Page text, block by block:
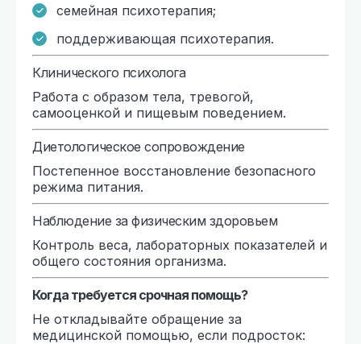
семейная психотерапия;
поддерживающая психотерапия.
Клинического психолога
Работа с образом тела, тревогой,
самооценкой и пищевым поведением.
Диетологическое сопровождение
Постепенное восстановление безопасного
режима питания.
Наблюдение за физическим здоровьем
Контроль веса, лабораторных показателей и
общего состояния организма.
Когда требуется срочная помощь?
Не откладывайте обращение за
медицинской помощью, если подросток: